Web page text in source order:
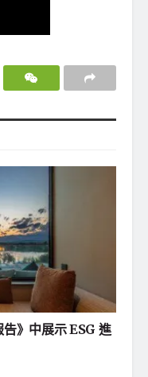
》中展示 ESG 進